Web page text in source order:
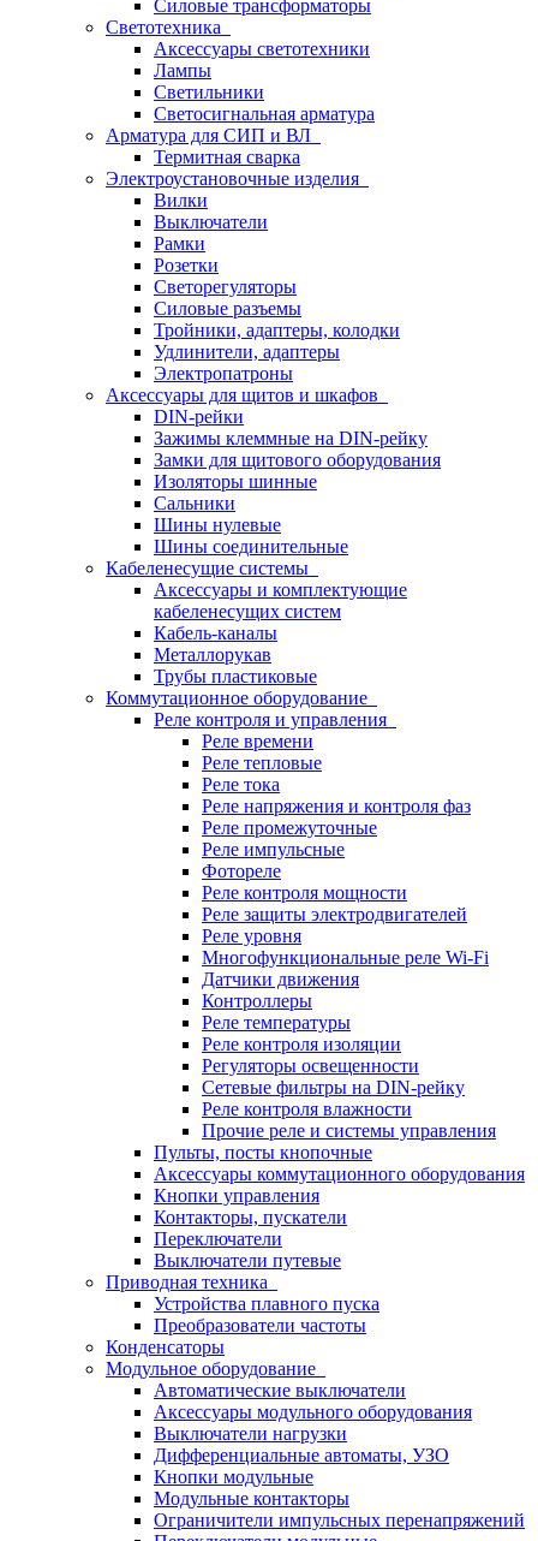
Силовые трансформаторы
Светотехника
Аксессуары светотехники
Лампы
Светильники
Светосигнальная арматура
Арматура для СИП и ВЛ
Термитная сварка
Электроустановочные изделия
Вилки
Выключатели
Рамки
Розетки
Светорегуляторы
Силовые разъемы
Тройники, адаптеры, колодки
Удлинители, адаптеры
Электропатроны
Аксессуары для щитов и шкафов
DIN-рейки
Зажимы клеммные на DIN-рейку
Замки для щитового оборудования
Изоляторы шинные
Сальники
Шины нулевые
Шины соединительные
Кабеленесущие системы
Аксессуары и комплектующие
кабеленесущих систем
Кабель-каналы
Металлорукав
Трубы пластиковые
Коммутационное оборудование
Реле контроля и управления
Реле времени
Реле тепловые
Реле тока
Реле напряжения и контроля фаз
Реле промежуточные
Реле импульсные
Фотореле
Реле контроля мощности
Реле защиты электродвигателей
Реле уровня
Многофункциональные реле Wi-Fi
Датчики движения
Контроллеры
Реле температуры
Реле контроля изоляции
Регуляторы освещенности
Сетевые фильтры на DIN-рейку
Реле контроля влажности
Прочие реле и системы управления
Пульты, посты кнопочные
Аксессуары коммутационного оборудования
Кнопки управления
Контакторы, пускатели
Переключатели
Выключатели путевые
Приводная техника
Устройства плавного пуска
Преобразователи частоты
Конденсаторы
Модульное оборудование
Автоматические выключатели
Аксессуары модульного оборудования
Выключатели нагрузки
Дифференциальные автоматы, УЗО
Кнопки модульные
Модульные контакторы
Ограничители импульсных перенапряжений